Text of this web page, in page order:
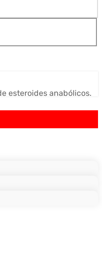
esteroides anabólicos.